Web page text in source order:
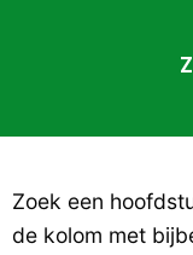
Zoek een
de kolom met